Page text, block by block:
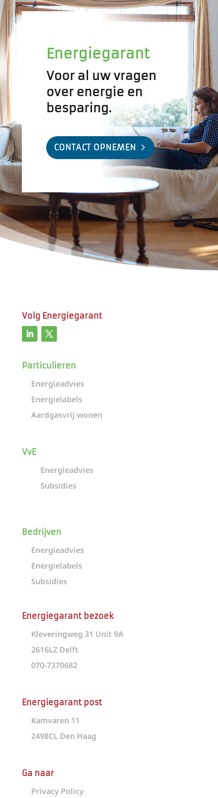
Energiegarant
Voor al uw vragen
over energie en
besparing.
CONTACT OPNEMEN
Volg Energiegarant
Particulieren
Energieadvies
Energielabels
Aardgasvrij wonen
VvE
Energieadvies
Subsidies
Bedrijven
Energieadvies
Energielabels
Subsidies
Energiegarant bezoek
Kleveringweg 31 Unit 9A
2616LZ Delft
070-7370682
Energiegarant post
Kamvaren 11
2498CL Den Haag
Ga naar
Privacy Policy